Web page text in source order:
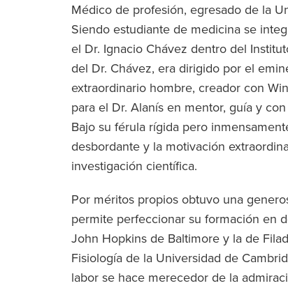
Médico de profesión, egresado de la
Siendo estudiante de medicina se
el Dr. Ignacio Chávez dentro del
del Dr. Chávez, era dirigido por el
extraordinario hombre, creador con
para el Dr. Alanís en mentor, guía y
Bajo su férula rígida pero
desbordante y la motivación
investigación científica.
Por méritos propios obtuvo una
permite perfeccionar su formación en
John Hopkins de Baltimore y la de
Fisiología de la Universidad de
labor se hace merecedor de la